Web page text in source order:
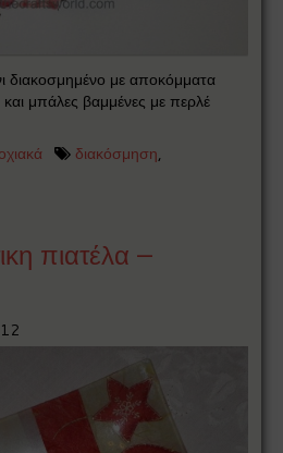
διακοσμημένο με αποκόμματα
μπάλες βαμμένες με περλέ
διακόσμηση,
πιατέλα –